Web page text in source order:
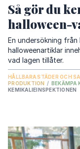
Så gör du
halloween-
En undersökning
halloweenartiklar
vad lagen tillåter.
HÅLLBARA STÄDER OCH
PRODUKTION / BEKÄMPA
KEMIKALIEINSPEKTIONEN